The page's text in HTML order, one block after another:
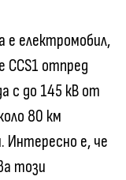
електромобил,
CCS1 отпред
с до 145 кВ от
80 км
Интересно е, че
този